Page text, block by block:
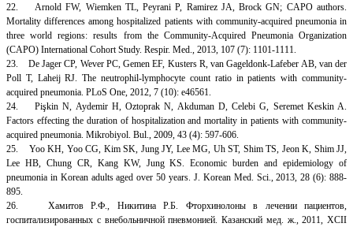
22. Arnold FW, Wiemken TL, Peyrani P, Ramirez JA, Brock GN; CAPO authors.
Mortality differences among hospitalized patients with community-acquired pneumonia in
three world regions: results from the Community-Acquired Pneumonia Organization
(CAPO) International Cohort Study. Respir. Med., 2013, 107 (7): 1101-1111.
23. De Jager CP, Wever PC, Gemen EF, Kusters R, van Gageldonk-Lafeber AB, van der
Poll T, Laheij RJ. The neutrophil-lymphocyte count ratio in patients with community-
acquired pneumonia. PLoS One, 2012, 7 (10): e46561.
24. Pişkin N, Aydemir H, Oztoprak N, Akduman D, Celebi G, Seremet Keskin A.
Factors effecting the duration of hospitalization and mortality in patients with community-
acquired pneumonia. Mikrobiyol. Bul., 2009, 43 (4): 597-606.
25. Yoo KH, Yoo CG, Kim SK, Jung JY, Lee MG, Uh ST, Shim TS, Jeon K, Shim JJ,
Lee HB, Chung CR, Kang KW, Jung KS. Economic burden and epidemiology of
pneumonia in Korean adults aged over 50 years. J. Korean Med. Sci., 2013, 28 (6): 888-
895.
26. Хамитов Р.Ф., Никитина Р.Б. Фторхинолоны в лечении пациентов,
госпитализированных с внебольничной пневмонией. Казанский мед. ж., 2011, XCII